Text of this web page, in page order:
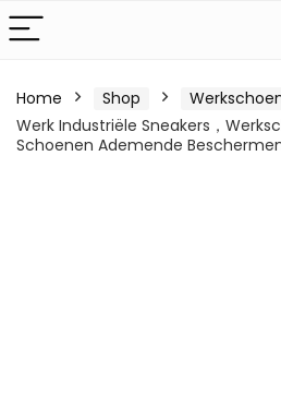
Home Shop
Werk Industriële Sneakers，
Schoenen Ademende